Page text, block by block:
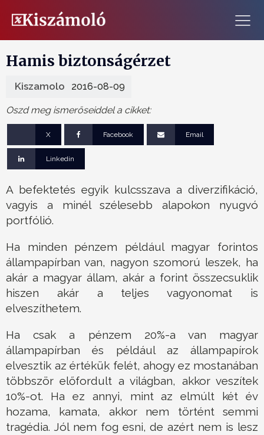
Hamis biztonságérzet
Kiszamolo 2016-08-09
Oszd meg ismerőseiddel a cikket:
X Facebook Email
Linkedin
A befektetés egyik kulcsszava a diverzifikáció,
vagyis a minél szélesebb alapokon nyugvó
portfólió.
Ha minden pénzem például magyar forintos
állampapírban van, nagyon szomorú leszek, ha
akár a magyar állam, akár a forint összecsuklik
hiszen akár a teljes vagyonomat is
elveszíthetem.
Ha csak a pénzem 20%-a van magyar
állampapírban és például az állampapírok
elvesztik az értékük felét, ahogy ez mostanában
többször előfordult a világban, akkor veszítek
10%-ot. Ha ez annyi, mint az elmúlt két év
hozama, kamata, akkor nem történt semmi
tragédia. Jól nem fog esni, de azért nem is lesz